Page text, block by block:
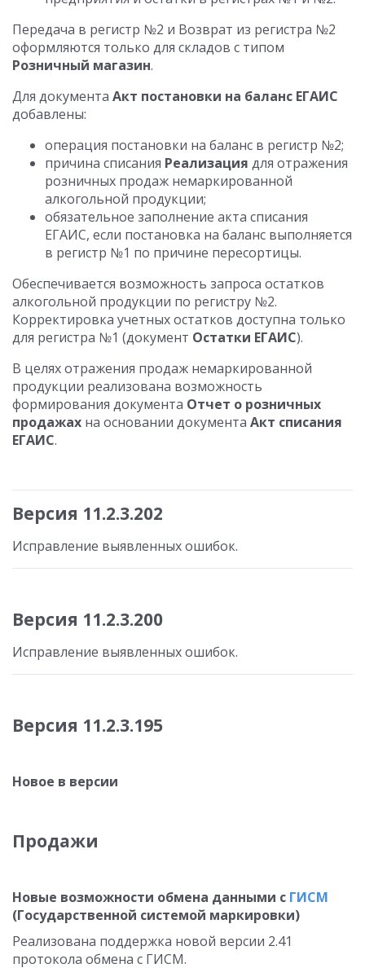
Передача в регистр №2 и Возврат из регистра №2
оформляются только для складов с типом
Розничный магазин.
Для документа Акт постановки на баланс ЕГАИС
добавлены:
операция постановки на баланс в регистр №2;
причина списания Реализация для отражения
розничных продаж немаркированной
алкогольной продукции;
обязательное заполнение акта списания
ЕГАИС, если постановка на баланс выполняется
в регистр №1 по причине пересортицы.
Обеспечивается возможность запроса остатков
алкогольной продукции по регистру №2.
Корректировка учетных остатков доступна только
для регистра №1 (документ Остатки ЕГАИС).
В целях отражения продаж немаркированной
продукции реализована возможность
формирования документа Отчет о розничных
продажах на основании документа Акт списания
ЕГАИС.
Версия 11.2.3.202
Исправление выявленных ошибок.
Версия 11.2.3.200
Исправление выявленных ошибок.
Версия 11.2.3.195
Новое в версии
Продажи
Новые возможности обмена данными с ГИСМ
(Государственной системой маркировки)
Реализована поддержка новой версии 2.41
протокола обмена с ГИСМ.